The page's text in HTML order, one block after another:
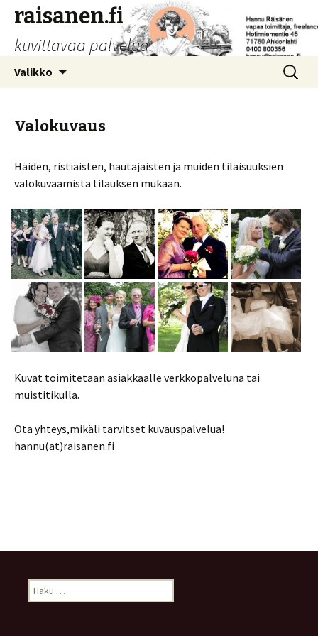
raisanen.fi
kuvittavaa palvelua
Valikko Haku:
Valokuvaus
Häiden, ristiäisten, hautajaisten ja muiden tilaisuuksien
valokuvaamista tilauksen mukaan.
Kuvat toimitetaan asiakkaalle verkkopalveluna tai
muistitikulla.
Ota yhteys,mikäli tarvitset kuvauspalvelua!
hannu(at)raisanen.fi
H
a